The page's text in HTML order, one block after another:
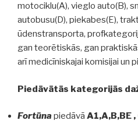
motociklu(A), vieglo auto(B),
autobusu(D), piekabes(E),
ūdenstransporta,
gan teorētiskās, gan
arī medicīniskajai komisijai un
Piedāvātās kategorijās
Fortūna piedāvā A1,A,B,BE ,